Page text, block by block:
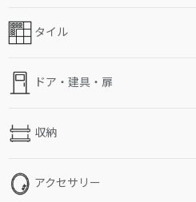
タイル
ドア・建具・扉
収納
アクセサリー